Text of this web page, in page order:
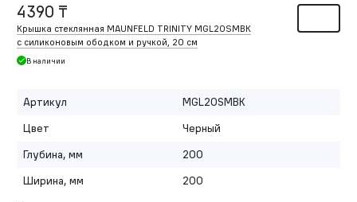
4390 ₸
Крышка стеклянная MAUNFELD TRINITY MGL20SMBK
с силиконовым ободком и ручкой, 20 см
В наличии
Артикул
MGL20SMBK
Цвет
Черный
Глубина, мм
200
Ширина, мм
200